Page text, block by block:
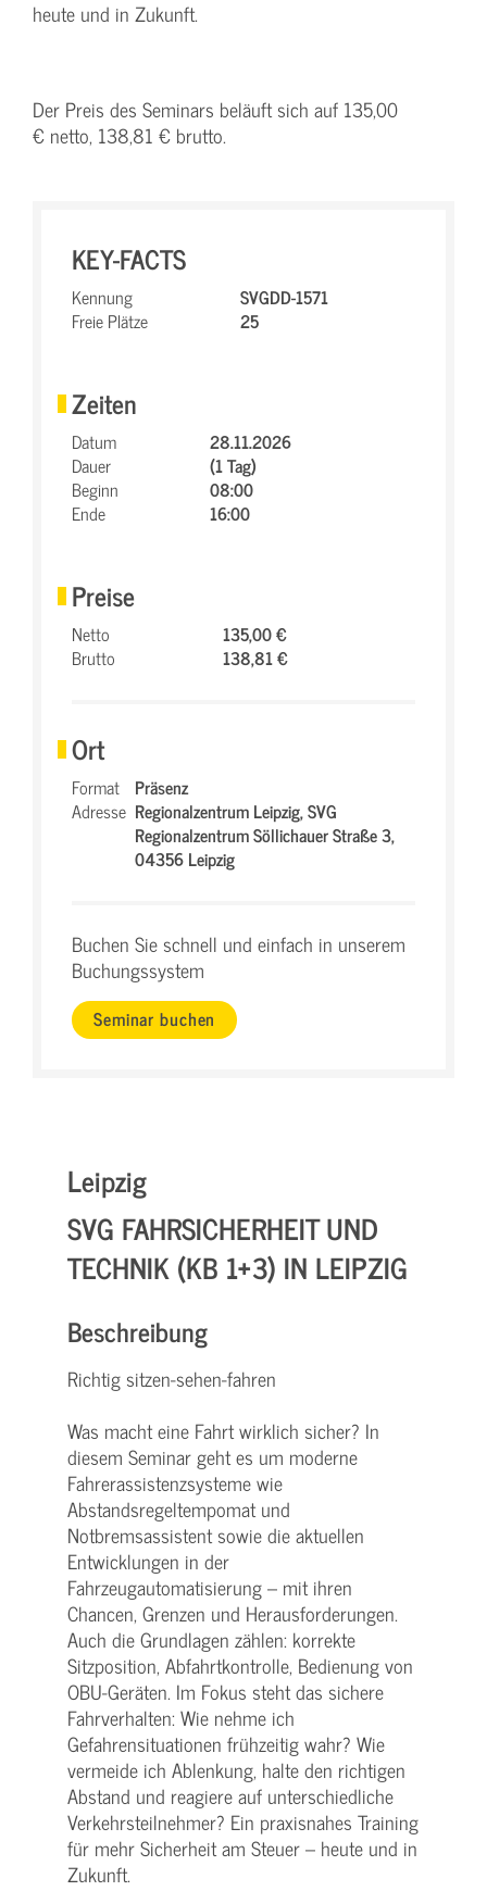
heute und in Zukunft.
Der Preis des Seminars beläuft sich auf 135,00
€ netto, 138,81 € brutto.
KEY-FACTS
Kennung
SVGDD-1571
Freie Plätze
25
Zeiten
Datum
28.11.2026
Dauer
(1 Tag)
Beginn
08:00
Ende
16:00
Preise
Netto
135,00 €
Brutto
138,81 €
Ort
Format Präsenz
Adresse Regionalzentrum Leipzig,SVG
Regionalzentrum Söllichauer Straße 3,
04356 Leipzig
Buchen Sie schnell und einfach in unserem
Buchungssystem
Seminar buchen
Leipzig
SVG FAHRSICHERHEIT UND
TECHNIK (KB 1+3) IN LEIPZIG
Beschreibung
Richtig sitzen-sehen-fahren
Was macht eine Fahrt wirklich sicher? In
diesem Seminar geht es um moderne
Fahrerassistenzsysteme wie
Abstandsregeltempomat und
Notbremsassistent sowie die aktuellen
Entwicklungen in der
Fahrzeugautomatisierung – mit ihren
Chancen, Grenzen und Herausforderungen.
Auch die Grundlagen zählen: korrekte
Sitzposition, Abfahrtkontrolle, Bedienung von
OBU-Geräten. Im Fokus steht das sichere
Fahrverhalten: Wie nehme ich
Gefahrensituationen frühzeitig wahr? Wie
vermeide ich Ablenkung, halte den richtigen
Abstand und reagiere auf unterschiedliche
Verkehrsteilnehmer? Ein praxisnahes Training
für mehr Sicherheit am Steuer – heute und in
Zukunft.